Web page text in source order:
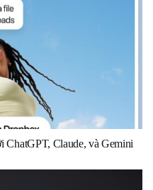
ChatGPT, Claude, và Gemini